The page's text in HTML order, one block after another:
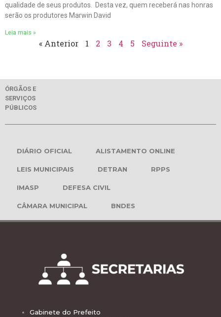
qualidade de seus produtos. Desta vez, quem receberá nas honras
serão os produtores Marwin David
Leia mais »
« Anterior 1 2 3 4 5 Seguinte »
ÓRGÃOS E
SERVIÇOS
PÚBLICOS
DIÁRIO OFICIAL ALISTAMENTO ONLINE
LEIS MUNICIPAIS DETRAN RPPS
IMASP DEFESA CIVIL
CÂMARA MUNICIPAL BNDES
Gabinete do Prefeito